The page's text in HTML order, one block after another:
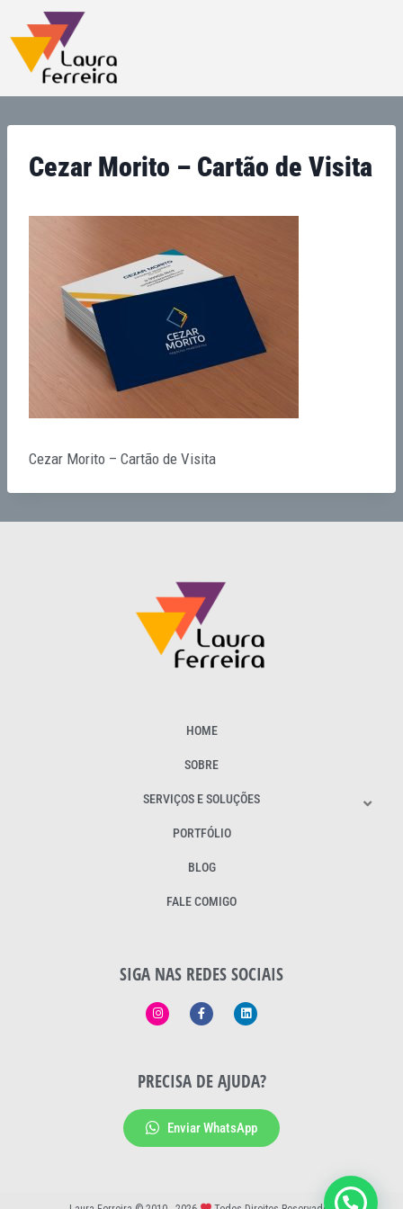
Cezar Morito – Cartão de Visita
Cezar Morito – Cartão de Visita
HOME
SOBRE
SERVIÇOS E SOLUÇÕES
PORTFÓLIO
BLOG
FALE COMIGO
SIGA NAS REDES SOCIAIS
PRECISA DE AJUDA?
Enviar WhatsApp